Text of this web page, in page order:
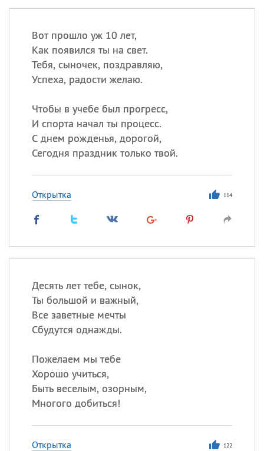
Вот прошло уж 10 лет,
Как появился ты на свет.
Тебя, сыночек, поздравляю,
Успеха, радости желаю.
Чтобы в учебе был прогресс,
И спорта начал ты процесс.
С днем рожденья, дорогой,
Сегодня праздник только твой.
Открытка 114
Десять лет тебе, сынок,
Ты большой и важный,
Все заветные мечты
Сбудутся однажды.
Пожелаем мы тебе
Хорошо учиться,
Быть веселым, озорным,
Многого добиться!
Открытка 122